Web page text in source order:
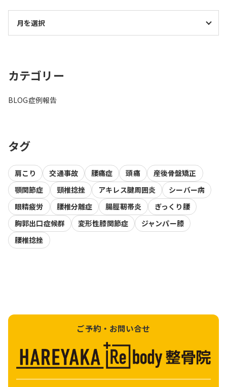
カテゴリー
BLOG症例報告
タグ
肩こり 交通事故 腰痛症 頭痛
産後骨盤矯正
顎関節症
頸椎捻挫 アキレス腱周囲炎
シーバー病
眼精疲労
腰椎分離症 腸脛靭帯炎
ぎっくり腰
胸郭出口症候群
変形性膝関節症
ジャンパー膝
腰椎捻挫
ご予約・お問い合せ